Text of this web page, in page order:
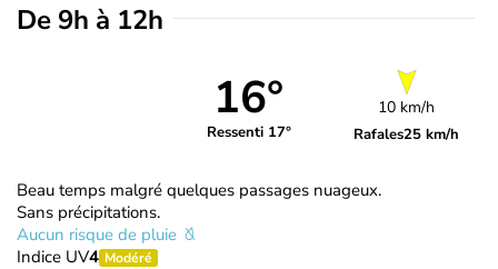
De 9h à 12h
16°
Ressenti 17°
10 km/h
Rafales25 km/h
Beau temps malgré quelques passages nuageux.
Sans précipitations.
Aucun risque de pluie
Indice UV4 Modéré